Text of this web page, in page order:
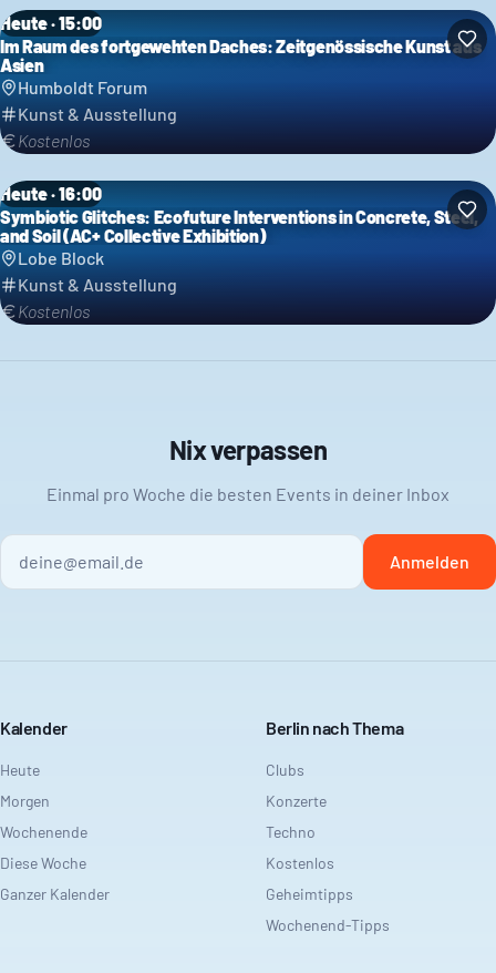
Heute · 15:00
Im Raum des fortgewehten Daches: Zeitgenössische Kunst aus
Asien
Humboldt Forum
Kunst & Ausstellung
Kostenlos
Heute · 16:00
Symbiotic Glitches: Ecofuture Interventions in Concrete, Steel,
and Soil (AC+ Collective Exhibition)
Lobe Block
Kunst & Ausstellung
Kostenlos
Nix verpassen
Einmal pro Woche die besten Events in deiner Inbox
Anmelden
Kalender
Heute
Morgen
Wochenende
Diese Woche
Ganzer Kalender
Berlin nach Thema
Clubs
Konzerte
Techno
Kostenlos
Geheimtipps
Wochenend-Tipps